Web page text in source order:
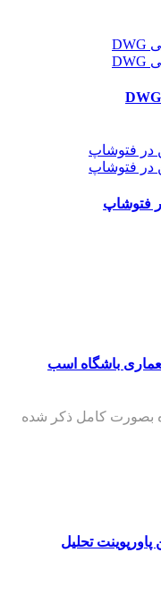
فتوشاپ
باشگاه اسب
بصورت کامل ذکر شده
پاورپوینت تحلیل